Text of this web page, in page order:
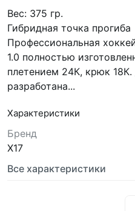
Вес: 375 гр.
Гибридная точка прогиба
Профессиональная
1.0 полностью
плетением 24К, крюк
разработана...
Характеристики
Бренд
X17
Все характеристики